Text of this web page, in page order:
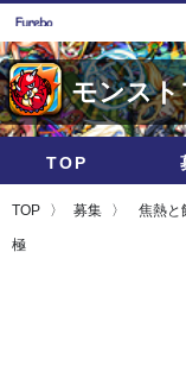
モンスト
TOP
TOP 募集 焦熱と
極